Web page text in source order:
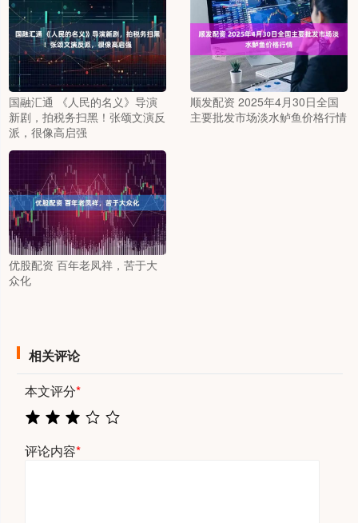
国融汇通 《人民的名义》导演
新剧，拍税务扫黑！张颂文演反
派，很像高启强
顺发配资 2025年4月30日全国
主要批发市场淡水鲈鱼价格行情
优股配资 百年老凤祥，苦于大
众化
相关评论
本文评分*
评论内容*